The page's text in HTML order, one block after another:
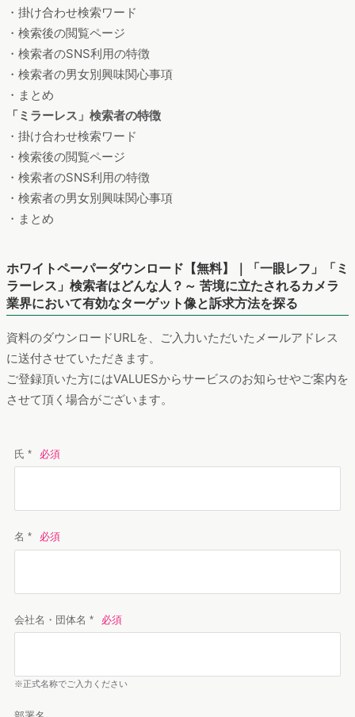
・掛け合わせ検索ワード
・検索後の閲覧ページ
・検索者のSNS利用の特徴
・検索者の男女別興味関心事項
・まとめ
「ミラーレス」検索者の特徴
・掛け合わせ検索ワード
・検索後の閲覧ページ
・検索者のSNS利用の特徴
・検索者の男女別興味関心事項
・まとめ
ホワイトペーパーダウンロード【無料】｜「一眼レフ」「ミ
ラーレス」検索者はどんな人？～ 苦境に立たされるカメラ
業界において有効なターゲット像と訴求方法を探る
資料のダウンロードURLを、ご入力いただいたメールアドレス
に送付させていただきます。
ご登録頂いた方にはVALUESからサービスのお知らせやご案内を
させて頂く場合がございます。